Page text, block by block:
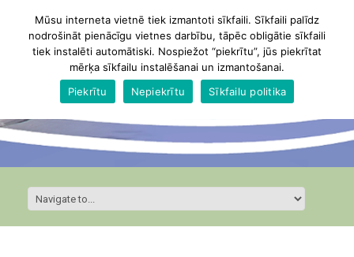
Mūsu interneta vietnē tiek izmantoti sīkfaili. Sīkfaili palīdz
nodrošināt pienācīgu vietnes darbību, tāpēc obligātie sīkfaili
tiek instalēti automātiski. Nospiežot “piekrītu”, jūs piekrītat
mērķa sīkfailu instalēšanai un izmantošanai.
Piekrītu
Nepiekrītu Sīkfailu politika